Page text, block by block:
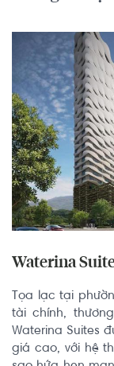
Waterina
Tọa lạc tại
tài chính,
Waterina Suites
giá cao, với hệ